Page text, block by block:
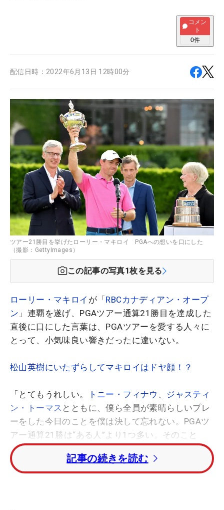
コメン
ト
0件
配信日時： 2022年6月13日 12時00分
ツアー21勝目を挙げたローリー・マキロイ PGAへの想いを口にした
（撮影：GettyImages）
この記事の写真1枚を見る
ローリー・マキロイ が「RBCカナディアン・オープ
ン 」連覇を遂げ、PGAツアー通算21勝目を達成した
直後に口にした言葉は、PGAツアーを愛する人々に
とって、小気味良い響きだったに違いない。
松山英樹にいたずらしてマキロイはドヤ顔！？
「とてもうれしい。 トニー・フィナウ 、 ジャスティ
ン・トーマス とともに、僕ら全員が素晴らしいプレ
ーをした今日のことを僕は決して忘れない。PGAツ
アー通算21勝は“ある人”より1つ多い。そのこと
が、ほんの少しだけ、余計に僕を奮起させた」
“ある人”とは、言うまでもなく、リブ・ゴルフを率
記事の続きを読む